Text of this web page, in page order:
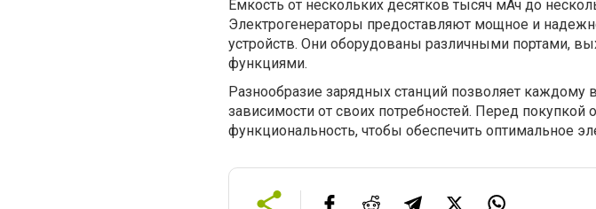
Емкость от нескольких десятков тысяч мАч до
Электрогенераторы предоставляют мощное и
устройств. Они оборудованы различными портами,
функциями.
Разнообразие зарядных станций позволяет каждому
зависимости от своих потребностей. Перед покупкой
функциональность, чтобы обеспечить оптимальное